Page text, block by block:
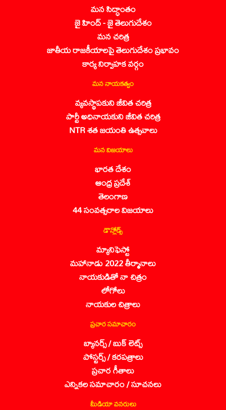
మన సిద్ధాంతం
జై హింద్ - జై తెలుగుదేశం
మన చరిత్ర
జాతీయ రాజకీయాలపై తెలుగుదేశం ప్రభావం
కార్య నిర్వాహక వర్గం
మన నాయకత్వం
వ్యవస్థాపకుని జీవిత చరిత్ర
పార్టీ అధినాయకుని జీవిత చరిత్ర
NTR శత జయంతి ఉత్సవాలు
మన విజయాలు
భారత దేశం
ఆంధ్ర ప్రదేశ్
తెలంగాణ
44 సంవత్సరాల విజయాలు
డౌన్లోడ్స్
మ్యానిఫెస్టో
మహానాడు 2022 తీర్మానాలు
నాయకుడితో నా చిత్రం
లోగోలు
నాయకుల చిత్రాలు
ప్రచార సమాచారం
బ్యానర్స్ / బుక్ లెట్స్
పోస్టర్స్ / కరపత్రాలు
ప్రచార గీతాలు
ఎన్నికల సమాచారం / సూచనలు
మీడియా వనరులు